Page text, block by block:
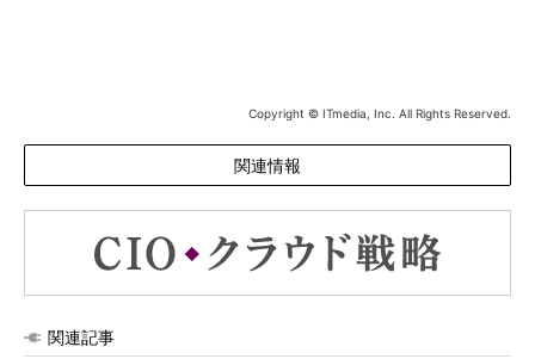
Copyright © ITmedia, Inc. All Rights Reserved.
関連情報
関連記事